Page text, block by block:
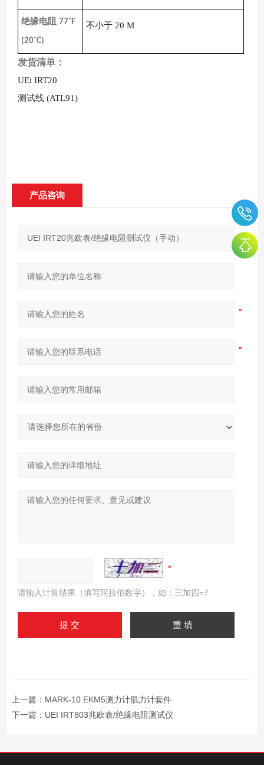
绝缘电阻 77˚ F
(20˚C)
不小于20 M
发货清单：
UEi IRT20
测试线(ATL91)
产品咨询
请输入计算结果（填写阿拉伯数字），如：三加四=7
上一篇： MARK-10 EKM5测力计肌力计套件
下一篇： UEI IRT803兆欧表/绝缘电阻测试仪